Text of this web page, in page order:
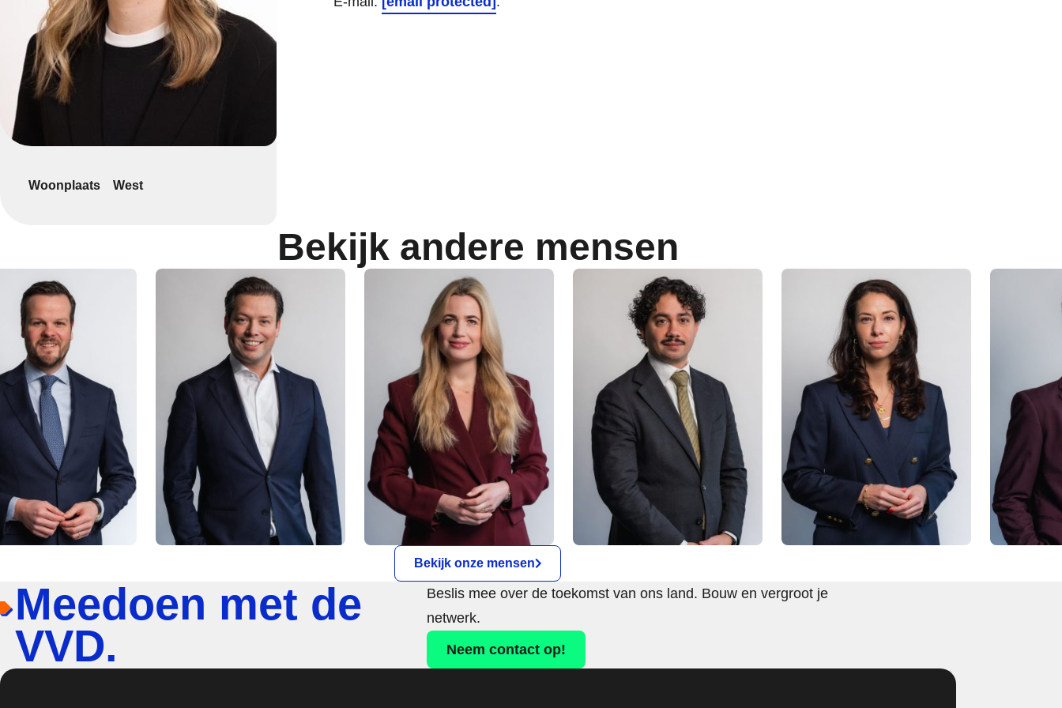
Woonplaats West
Bekijk andere mensen
Bekijk onze mensen
Meedoen met de
VVD.
Beslis mee over de toekomst van ons land. Bouw en vergroot je
netwerk.
Neem contact op!